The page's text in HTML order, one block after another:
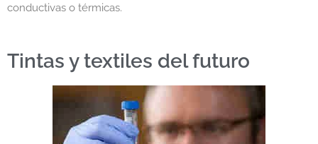
conductivas o térmicas.
Tintas y textiles del futuro